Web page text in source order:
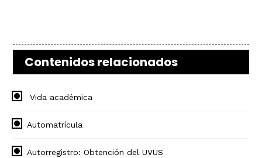
Contenidos relacionados
Vida académica
Automatrícula
Autorregistro: Obtención del UVUS